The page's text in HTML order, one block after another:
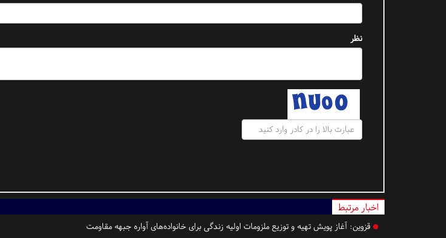
نظر
اخبار مرتبط
قزوین: آغاز پویش تهیه و توزیع ملزومات اولیه زندگی برای خانواده‌های آواره جبهه مقاومت